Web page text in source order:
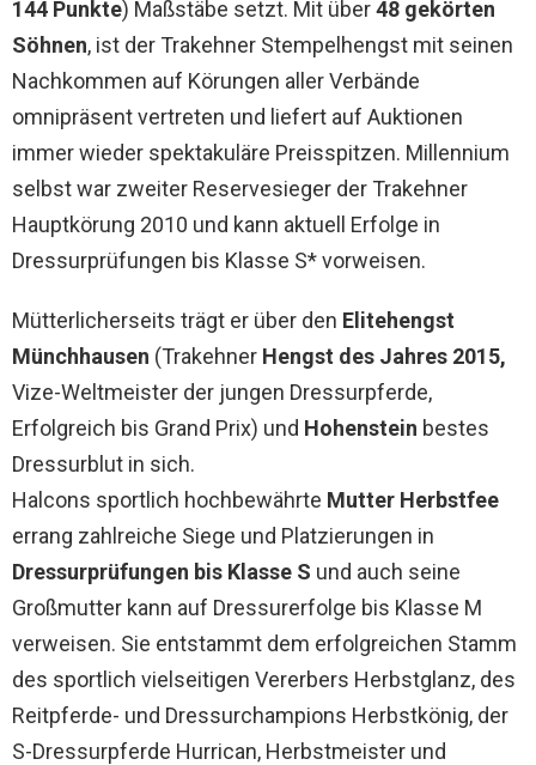
144 Punkte) Maßstäbe setzt. Mit über48 gekörten
Söhnen, ist der Trakehner Stempelhengst mit seinen
Nachkommen auf Körungen aller Verbände
omnipräsent vertreten und liefert auf Auktionen
immer wieder spektakuläre Preisspitzen. Millennium
selbst war zweiter Reservesieger der Trakehner
Hauptkörung 2010 und kann aktuell Erfolge in
Dressurprüfungen bis Klasse S* vorweisen.
Mütterlicherseits trägt er über den Elitehengst
Münchhausen (Trakehner Hengst des Jahres 2015,
Vize-Weltmeister der jungen Dressurpferde,
Erfolgreich bis Grand Prix) und Hohenstein bestes
Dressurblut in sich.
Halcons sportlich hochbewährte Mutter Herbstfee
errang zahlreiche Siege und Platzierungen in
Dressurprüfungen bis Klasse S und auch seine
Großmutter kann auf Dressurerfolge bis Klasse M
verweisen. Sie entstammt dem erfolgreichen Stamm
des sportlich vielseitigen Vererbers Herbstglanz, des
Reitpferde- und Dressurchampions Herbstkönig, der
S-Dressurpferde Hurrican, Herbstmeister und